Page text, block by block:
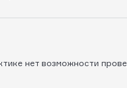
нет возможности